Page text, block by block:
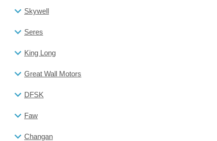
Skywell
Seres
King Long
Great Wall Motors
DFSK
Faw
Changan